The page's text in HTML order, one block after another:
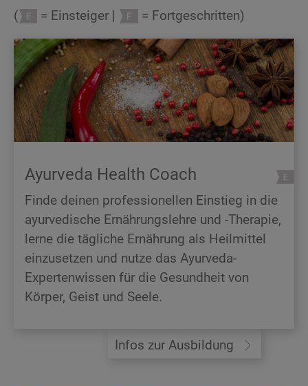
(
= Einsteiger | = Fortgeschritten)
Ayurveda Health Coach
Finde deinen professionellen Einstieg in die
ayurvedische Ernährungslehre und -Therapie,
lerne die tägliche Ernährung als Heilmittel
einzusetzen und nutze das Ayurveda-
Expertenwissen für die Gesundheit von
Körper, Geist und Seele.
Infos zur Ausbildung